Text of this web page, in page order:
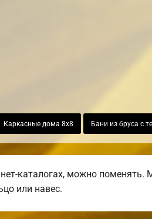
Каркасные дома 8х8 Бани из бруса с
каталогах, можно поменять.
или навес.